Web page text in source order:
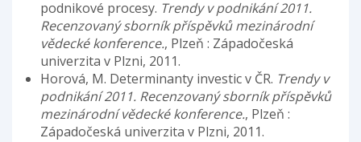
podnikové procesy. Trendy v podnikání 2011.
Recenzovaný sborník příspěvků mezinárodní
vědecké konference., Plzeň : Západočeská
univerzita v Plzni, 2011.
Horová, M. Determinanty investic v ČR. Trendy v
podnikání 2011. Recenzovaný sborník příspěvků
mezinárodní vědecké konference., Plzeň :
Západočeská univerzita v Plzni, 2011.